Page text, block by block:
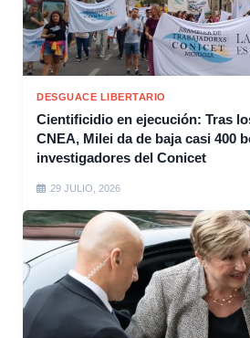
DESGUACE LIBERTARIO
Cientificidio en ejecución: Tras
CNEA, Milei da de baja casi 400
investigadores del Conicet
29 JULIO, 2026